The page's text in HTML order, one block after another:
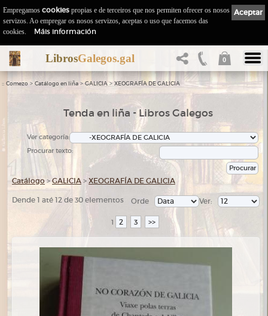
LibrosGalegos.gal 0
:: Comezo > Catálogo en liña > GALICIA> XEOGRAFÍA DE GALICIA
Tenda en liña - Libros Galegos
Ver categoría:
Procurar texto:
Catálogo >GALICIA > XEOGRAFÍA DE GALICIA
Dende 1 até 12 de 30 elementos Ver:
Orde
1 2 3 >>
Aceptar
Empregamos cookies propias e de terceiros que nos permiten ofrecer os nosos
servizos. Ao empregar os nosos servizos, aceptas o uso que facemos das
cookies.
Máis información